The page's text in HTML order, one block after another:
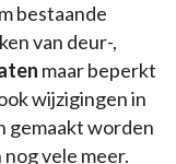
bestaande
van deur-,
maar beperkt
wijzigingen in
gemaakt worden
vele meer.